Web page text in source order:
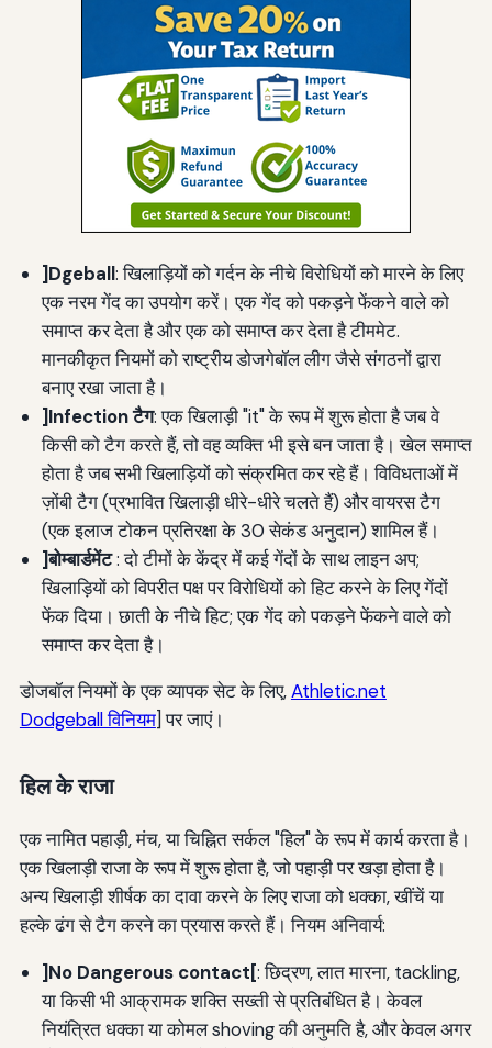
]Dgeball: खिलाड़ियों को गर्दन के नीचे विरोधियों को मारने के लिए
एक नरम गेंद का उपयोग करें। एक गेंद को पकड़ने फेंकने वाले को
समाप्त कर देता है और एक को समाप्त कर देता है टीममेट.
मानकीकृत नियमों को राष्ट्रीय डोजगेबॉल लीग जैसे संगठनों द्वारा
बनाए रखा जाता है।
]Infection टैग: एक खिलाड़ी "it" के रूप में शुरू होता है जब वे
किसी को टैग करते हैं, तो वह व्यक्ति भी इसे बन जाता है। खेल समाप्त
होता है जब सभी खिलाड़ियों को संक्रमित कर रहे हैं। विविधताओं में
ज़ोंबी टैग (प्रभावित खिलाड़ी धीरे-धीरे चलते हैं) और वायरस टैग
(एक इलाज टोकन प्रतिरक्षा के 30 सेकंड अनुदान) शामिल हैं।
]बोम्बार्डमेंट: दो टीमों के केंद्र में कई गेंदों के साथ लाइन अप;
खिलाड़ियों को विपरीत पक्ष पर विरोधियों को हिट करने के लिए गेंदों
फेंक दिया। छाती के नीचे हिट; एक गेंद को पकड़ने फेंकने वाले को
समाप्त कर देता है।
डोजबॉल नियमों के एक व्यापक सेट के लिए,Athletic.net
Dodgeball विनियम] पर जाएं।
हिल के राजा
एक नामित पहाड़ी, मंच, या चिह्नित सर्कल "हिल" के रूप में कार्य करता है।
एक खिलाड़ी राजा के रूप में शुरू होता है, जो पहाड़ी पर खड़ा होता है।
अन्य खिलाड़ी शीर्षक का दावा करने के लिए राजा को धक्का, खींचें या
हल्के ढंग से टैग करने का प्रयास करते हैं। नियम अनिवार्य:
]No Dangerous contact[: छिद्रण, लात मारना, tackling,
या किसी भी आक्रामक शक्ति सख्ती से प्रतिबंधित है। केवल
नियंत्रित धक्का या कोमल shoving की अनुमति है, और केवल अगर